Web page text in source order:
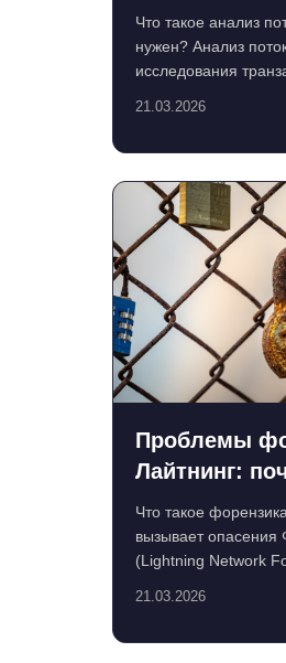
приватность
Что такое анализ
нужен? Анализ
исследования
21.03.2026
Проблемы
Лайтнинг:
биткоина под
Что такое
вызывает опасения
(Lightning Network
21.03.2026